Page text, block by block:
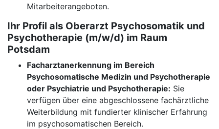
Mitarbeiterangeboten.
Ihr Profil als Oberarzt Psychosomatik und
Psychotherapie (m/w/d) im Raum
Potsdam
Facharztanerkennung im Bereich
Psychosomatische Medizin und Psychotherapie
oder Psychiatrie und Psychotherapie: Sie
verfügen über eine abgeschlossene fachärztliche
Weiterbildung mit fundierter klinischer Erfahrung
im psychosomatischen Bereich.